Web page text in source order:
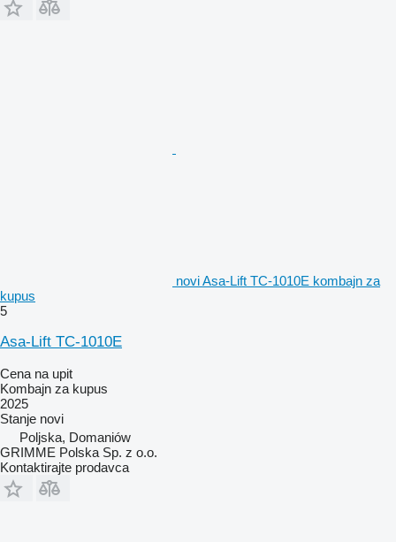
novi Asa-Lift TC-1010E kombajn za
kupus
5
Asa-Lift TC-1010E
Cena na upit
Kombajn za kupus
2025
Stanje novi
Poljska, Domaniów
GRIMME Polska Sp. z o.o.
Kontaktirajte prodavca